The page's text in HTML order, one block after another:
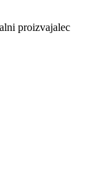
proizvajalec